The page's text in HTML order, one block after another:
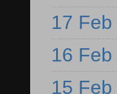
17 Feb
16 Feb
15 Feb